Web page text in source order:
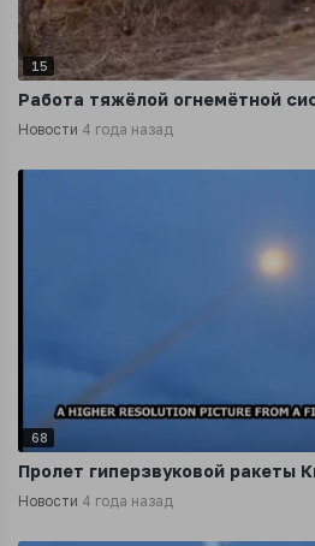
15
Работа тяжёлой огнемётной
Новости 4 года назад
68
Пролет гиперзвуковой ракеты
Новости 4 года назад